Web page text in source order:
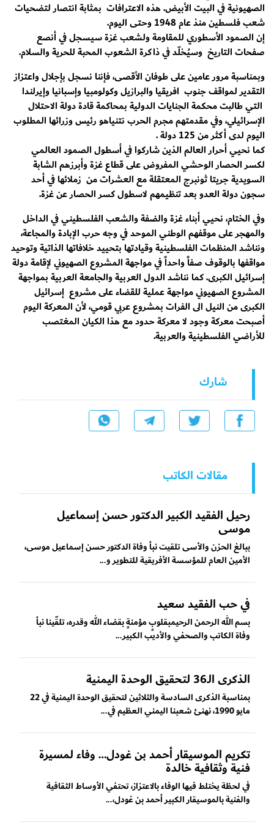
الصهيونية في البيت الأبيض. هذه الاعترافات بمثابة انتصار لتضحيات
شعب فلسطين منذ عام 1948 وحتى اليوم.
إن الصمود الأسطوري للمقاومة ولشعب غزة سيسجل في أنصع
صفحات التاريخ وسيُخلّد في ذاكرة الشعوب المحبة للحرية والسلام.
وبمناسبة مرور عامين على طوفان الأقصى، فإننا نسجل بإجلال واعتزاز
التقدير لمواقف جنوب افريقيا والبرازيل وكولومبيا وإسبانيا وإيرلندا
التي طالبت محكمة الجنايات الدولية بمحاكمة قادة دولة الاحتلال
الإسرائيلي، وفي مقدمتهم مجرم الحرب نتنياهو رئيس وزرائها المطلوب
اليوم لدى أكثر من 125 دولة .
كما نحيي أحرار العالم الذين شاركوا في أسطول الصمود العالمي
لكسر الحصار الوحشي المفروض على قطاع غزة وأبرزهم الشابة
السويدية جريتا ثونبرج المعتقلة مع العشرات من زملائها في أحد
سجون دولة العدو بعد تنظيمهم لاسطول كسر الحصار عن غزة.
وفي الختام، نحيي أبناء غزة والضفة والشعب الفلسطيني في الداخل
والمهجر على موقفهم الوطني الموحد في وجه حرب الإبادة والمجاعة،
ونناشد المنظمات الفلسطينية وقيادتها بتحييد خلافاتها الذاتية وتوحيد
مواقفها بالوقوف صفاً واحداً في مواجهة المشروع الصهيوني لإقامة دولة
إسرائيل الكبرى. كما نناشد الدول العربية والجامعة العربية بمواجهة
المشروع الصهيوني مواجهة عملية للقضاء على مشروع إسرائيل
الكبرى من النيل الى الفرات بمشروع عربي قومي، لأن المعركة اليوم
أصبحت معركة وجود لا معركة حدود مع هذا الكيان المغتصب
للأراضي الفلسطينية والعربية.
شارك
مقالات الكاتب
رحيل الفقيد الكبير الدكتور حسن إسماعيل
موسى
ببالغ الحزن والأسى تلقيت نبأ وفاة الدكتور حسن إسماعيل موسى،
الأمين العام للمؤسسة الأفريقية للتطوير و...
في حب الفقيد سعيد
بسم الله الرحمن الرحيمبقلوبٍ مؤمنةٍ بقضاء الله وقدره، تلقّينا نبأ
وفاة الكاتب والصحفي والأديب الكبير...
الذكرى الـ36 لتحقيق الوحدة اليمنية
بمناسبة الذكرى السادسة والثلاثين لتحقيق الوحدة اليمنية في 22
مايو 1990، نهنئ شعبنا اليمني العظيم في...
تكريم الموسيقار أحمد بن غودل… وفاء لمسيرة
فنية وثقافية خالدة
في لحظة يختلط فيها الوفاء بالاعتزاز، تحتفي الأوساط الثقافية
والفنية بالموسيقار الكبير أحمد بن غودل،...